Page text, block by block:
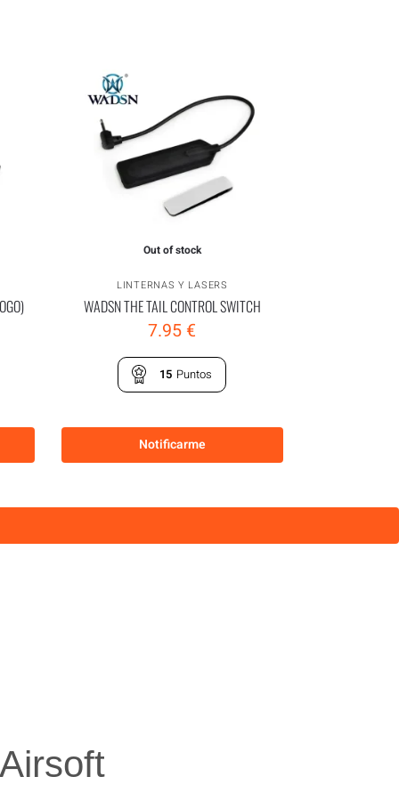
Out of stock
LINTERNAS Y LASERS
WADSN THE TAIL CONTROL SWITCH
7.95 €
15 Puntos
Notificarme